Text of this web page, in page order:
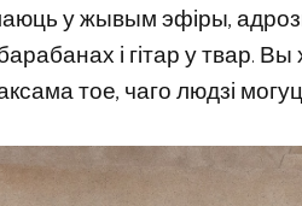
у жывым эфіры,
і гітар у твар.
тое, чаго людзі